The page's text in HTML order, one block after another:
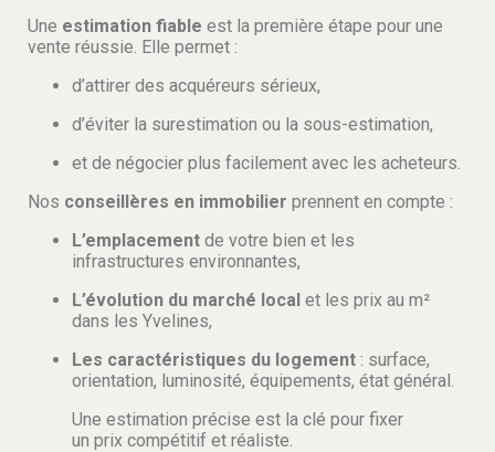
Une estimation fiable est la première étape pour une
vente réussie. Elle permet :
d’attirer des acquéreurs sérieux,
d’éviter la surestimation ou la sous-estimation,
et de négocier plus facilement avec les acheteurs.
Nos conseillères en immobilier prennent en compte :
L’emplacement de votre bien et les
infrastructures environnantes,
L’évolution du marché local et les prix au m²
dans les Yvelines,
Les caractéristiques du logement : surface,
orientation, luminosité, équipements, état général.
Une estimation précise est la clé pour fixer
un prix compétitif et réaliste.